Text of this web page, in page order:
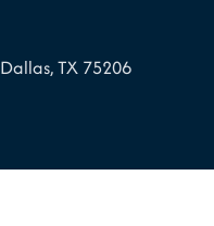
Dallas, TX 75206